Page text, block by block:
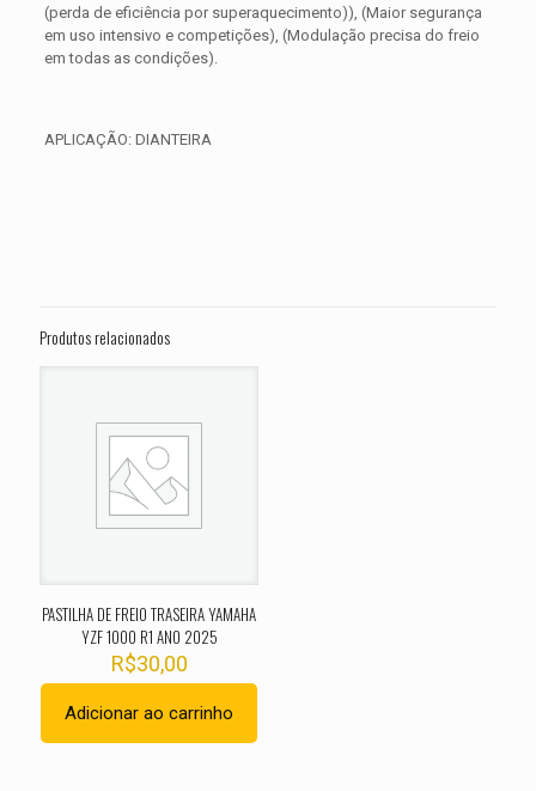
(perda de eficiência por superaquecimento)), (Maior segurança
em uso intensivo e competições), (Modulação precisa do freio
em todas as condições).
APLICAÇÃO: DIANTEIRA
Rider FXDL ANO 2014 2015 2016 2017”
obrigatórios são marcados com
Sua avaliação
1 de 5
2 de 5
Produtos relacionados
PASTILHA DE FREIO TRASEIRA YAMAHA
YZF 1000 R1 ANO 2025
R$30,00
Adicionar ao carrinho